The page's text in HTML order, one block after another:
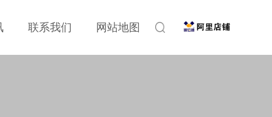
联系我们 网站地图